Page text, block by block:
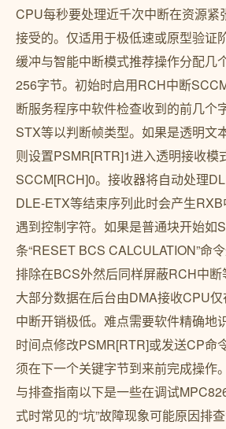
CPU每秒要处理近千次中断在资源紧
接受的。仅适用于极低速或原型验证
缓冲与智能中断模式推荐操作分配几
256字节。初始时启用RCH中断
断服务程序中软件检查收到的前几个
STX等以判断帧类型。如果是透明文
则设置PSMR[RTR]1进入透明接收模
SCCM[RCH]0。接收器将自动处理
DLE-ETX等结束序列此时会产生
遇到控制字符。如果是普通块开始如
条“RESET BCS CALCULATION”命
排除在BCS外然后同样屏蔽RCH中
大部分数据在后台由DMA接收CPU
中断开销极低。难点需要软件精确地
时间点修改PSMR[RTR]或发送CP命
须在下一个关键字节到来前完成操作
与排查指南以下是一些在调试
式时常见的“坑”故障现象可能原因排